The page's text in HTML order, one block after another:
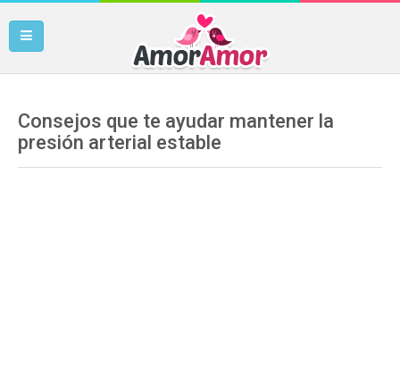
Consejos que te ayudar mantener la
presión arterial estable